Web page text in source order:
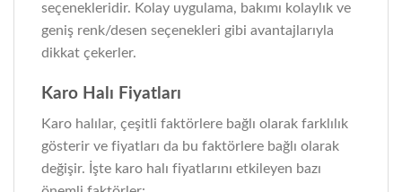
seçenekleridir. Kolay uygulama, bakımı kolaylık ve
geniş renk/desen seçenekleri gibi avantajlarıyla
dikkat çekerler.
Karo Halı Fiyatları
Karo halılar, çeşitli faktörlere bağlı olarak farklılık
gösterir ve fiyatları da bu faktörlere bağlı olarak
değişir. İşte karo halı fiyatlarını etkileyen bazı